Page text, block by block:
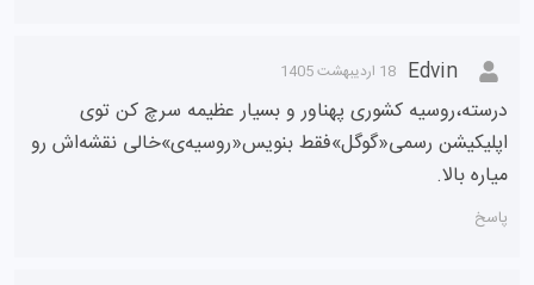
Edvin 18 اردیبهشت 1405
درسته،روسیه کشوری پهناور و بسیار عظیمه سرچ کن توی
اپلیکیشن رسمی«گوگل»فقط بنویس«روسیه‌ی»خالی نقشه‌اش رو
میاره بالا.
پاسخ